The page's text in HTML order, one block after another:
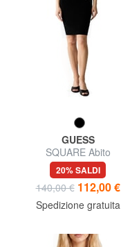
GUESS
SQUARE Abito
20% SALDI
140,00 € 112,00 €
Spedizione gratuita